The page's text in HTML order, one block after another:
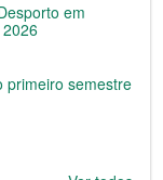
em
primeiro semestre